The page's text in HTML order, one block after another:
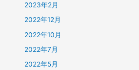
2023年2月
2022年12月
2022年10月
2022年7月
2022年5月